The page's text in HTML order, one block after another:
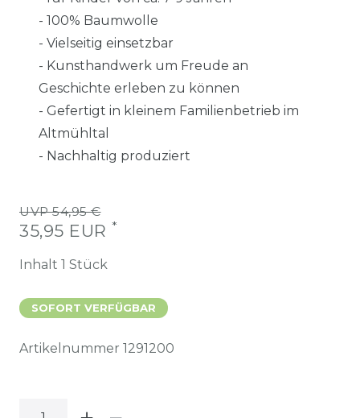
- 100% Baumwolle
- Vielseitig einsetzbar
- Kunsthandwerk um Freude an
Geschichte erleben zu können
- Gefertigt in kleinem Familienbetrieb im
Altmühltal
- Nachhaltig produziert
UVP 54,95 €
35,95 EUR *
Inhalt 1 Stück
SOFORT VERFÜGBAR
Artikelnummer 1291200